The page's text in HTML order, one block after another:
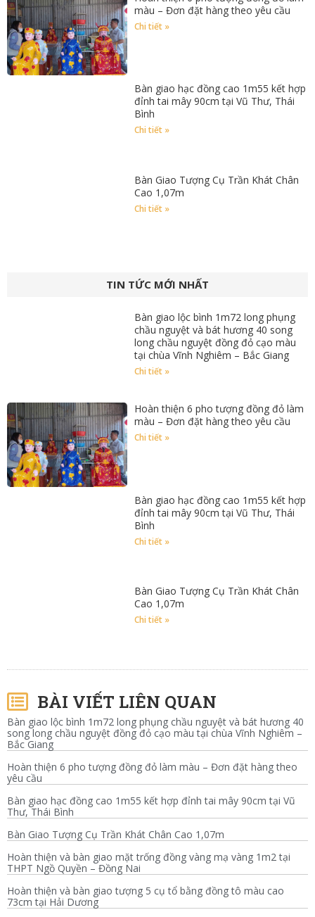
màu – Đơn đặt hàng theo yêu cầu
Chi tiết »
Bàn giao hạc đồng cao 1m55 kết hợp
đỉnh tai mây 90cm tại Vũ Thư, Thái
Bình
Chi tiết »
Bàn Giao Tượng Cụ Trần Khát Chân
Cao 1,07m
Chi tiết »
TIN TỨC MỚI NHẤT
Bàn giao lộc bình 1m72 long phụng
chầu nguyệt và bát hương 40 song
long chầu nguyệt đồng đỏ cạo màu
tại chùa Vĩnh Nghiêm – Bắc Giang
Chi tiết »
Hoàn thiện 6 pho tượng đồng đỏ làm
màu – Đơn đặt hàng theo yêu cầu
Chi tiết »
Bàn giao hạc đồng cao 1m55 kết hợp
đỉnh tai mây 90cm tại Vũ Thư, Thái
Bình
Chi tiết »
Bàn Giao Tượng Cụ Trần Khát Chân
Cao 1,07m
Chi tiết »
BÀI VIẾT LIÊN QUAN
Bàn giao lộc bình 1m72 long phụng chầu nguyệt và bát hương 40
song long chầu nguyệt đồng đỏ cạo màu tại chùa Vĩnh Nghiêm –
Bắc Giang
Hoàn thiện 6 pho tượng đồng đỏ làm màu – Đơn đặt hàng theo
yêu cầu
Bàn giao hạc đồng cao 1m55 kết hợp đỉnh tai mây 90cm tại Vũ
Thư, Thái Bình
Bàn Giao Tượng Cụ Trần Khát Chân Cao 1,07m
Hoàn thiện và bàn giao mặt trống đồng vàng mạ vàng 1m2 tại
THPT Ngồ Quyền – Đồng Nai
Hoàn thiện và bàn giao tượng 5 cụ tổ bằng đồng tô màu cao
73cm tại Hải Dương